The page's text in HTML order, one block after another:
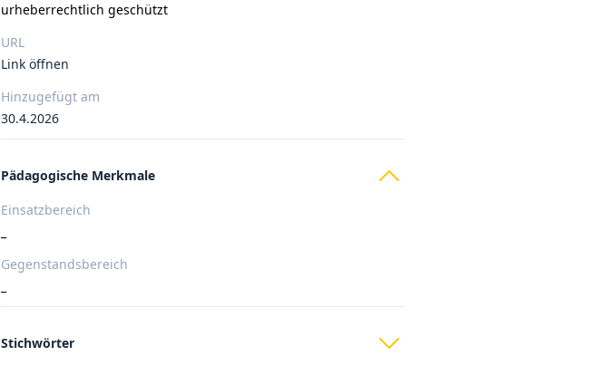
urheberrechtlich geschützt
URL
Link öffnen
Hinzugefügt am
30.4.2026
Pädagogische Merkmale
Einsatzbereich
Gegenstandsbereich
Stichwörter